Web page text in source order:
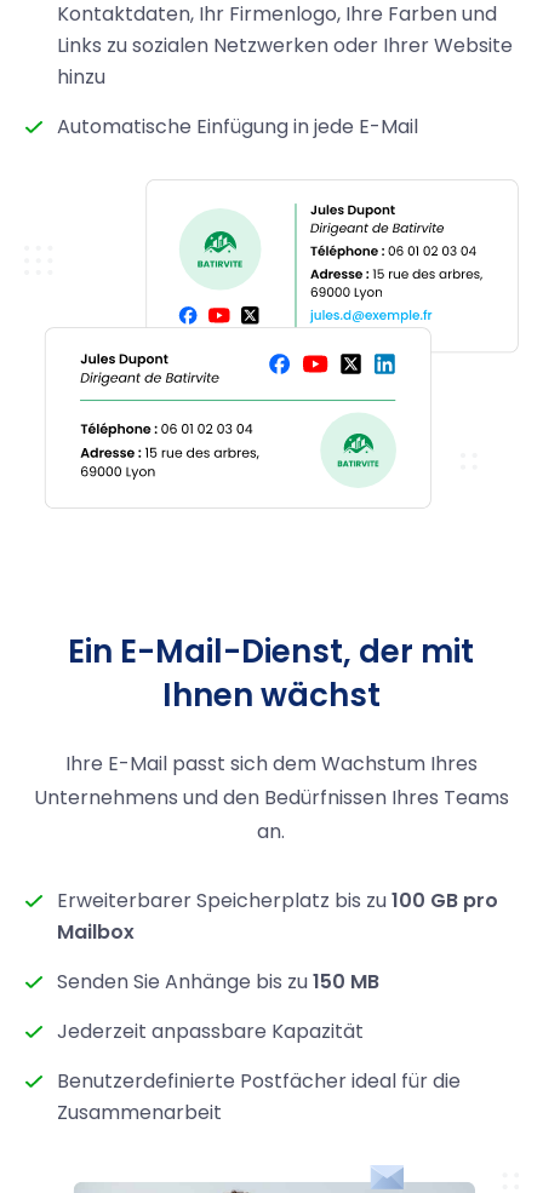
Kontaktdaten, Ihr Firmenlogo, Ihre Farben und
Links zu sozialen Netzwerken oder Ihrer Website
hinzu
Automatische Einfügung in jede E-Mail
Ein E-Mail-Dienst, der mit
Ihnen wächst
Ihre E-Mail passt sich dem Wachstum Ihres
Unternehmens und den Bedürfnissen Ihres Teams
an.
Erweiterbarer Speicherplatz bis zu100 GB pro
Mailbox
Senden Sie Anhänge bis zu150 MB
Jederzeit anpassbare Kapazität
Benutzerdefinierte Postfächer ideal für die
Zusammenarbeit